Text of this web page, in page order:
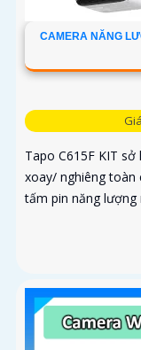
CAMERA NĂNG
Tapo C615F KIT
xoay/ nghiêng toàn
tấm pin năng lượng